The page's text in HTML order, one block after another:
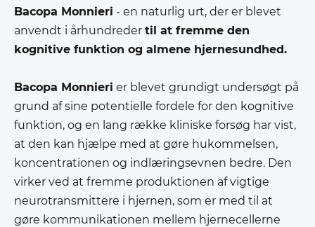
Bacopa Monnieri - en naturlig urt, der er blevet
anvendt i århundreder til at fremme den
kognitive funktion og almene hjernesundhed.
Bacopa Monnieri er blevet grundigt undersøgt på
grund af sine potentielle fordele for den kognitive
funktion, og en lang række kliniske forsøg har vist,
at den kan hjælpe med at gøre hukommelsen,
koncentrationen og indlæringsevnen bedre. Den
virker ved at fremme produktionen af vigtige
neurotransmittere i hjernen, som er med til at
gøre kommunikationen mellem hjernecellerne